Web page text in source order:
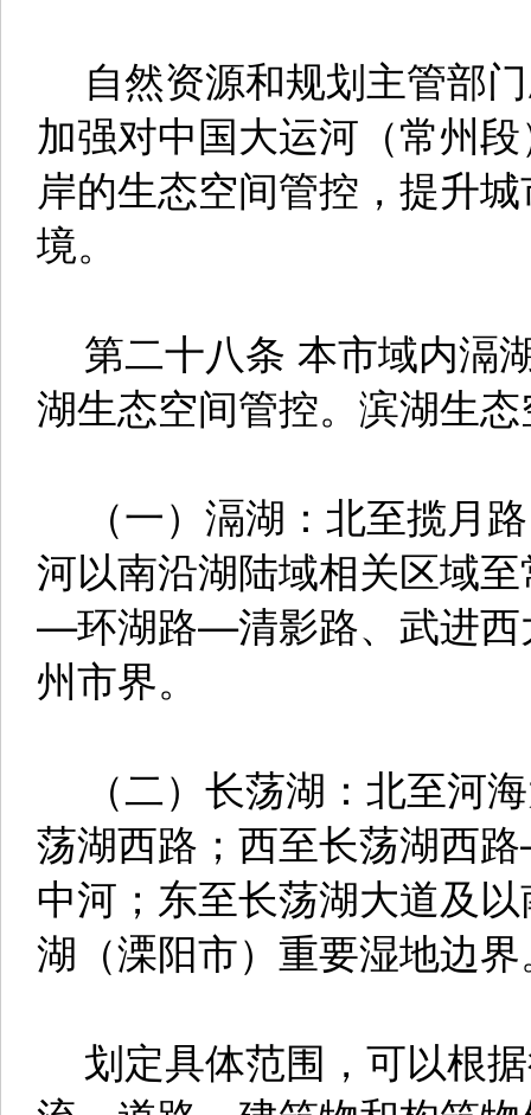
自然资源和规划主管部
加强对中国大运河（常州
岸的生态空间管控，提升
境。
第二十八条 本市域内滆
湖生态空间管控。滨湖生
（一）滆湖：北至揽月
河以南沿湖陆域相关区域
—环湖路—清影路、武进西
州市界。
（二）长荡湖：北至河
荡湖西路；西至长荡湖西
中河；东至长荡湖大道及
湖（溧阳市）重要湿地边
划定具体范围，可以根